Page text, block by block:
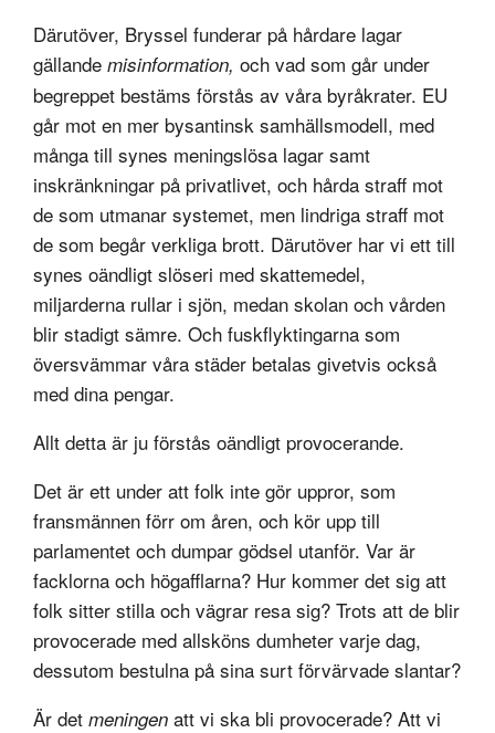
Därutöver, Bryssel funderar på hårdare lagar
gällande misinformation, och vad som går under
begreppet bestäms förstås av våra byråkrater. EU
går mot en mer bysantinsk samhällsmodell, med
många till synes meningslösa lagar samt
inskränkningar på privatlivet, och hårda straff mot
de som utmanar systemet, men lindriga straff mot
de som begår verkliga brott. Därutöver har vi ett till
synes oändligt slöseri med skattemedel,
miljarderna rullar i sjön, medan skolan och vården
blir stadigt sämre. Och fuskflyktingarna som
översvämmar våra städer betalas givetvis också
med dina pengar.
Allt detta är ju förstås oändligt provocerande.
Det är ett under att folk inte gör uppror, som
fransmännen förr om åren, och kör upp till
parlamentet och dumpar gödsel utanför. Var är
facklorna och högafflarna? Hur kommer det sig att
folk sitter stilla och vägrar resa sig? Trots att de blir
provocerade med allsköns dumheter varje dag,
dessutom bestulna på sina surt förvärvade slantar?
Är det meningen att vi ska bli provocerade? Att vi